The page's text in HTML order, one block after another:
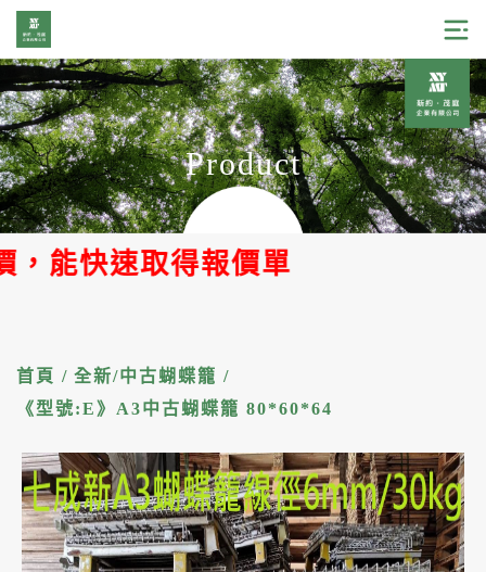
Product
快速取得報價單
首頁 / 全新/中古蝴蝶籠 /
《型號:E》A3中古蝴蝶籠 80*60*64